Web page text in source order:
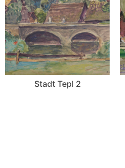
Stadt Tepl 2